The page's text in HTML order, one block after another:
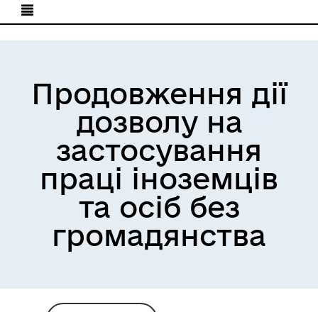
Продовження дії
дозволу на
застосування
праці іноземців
та осіб без
громадянства